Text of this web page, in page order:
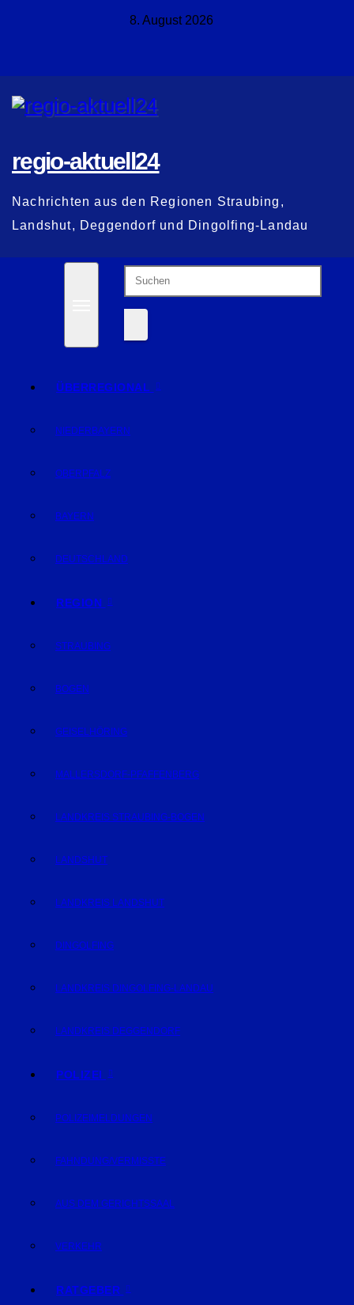
8. August 2026
regio-aktuell24
Nachrichten aus den Regionen Straubing,
Landshut, Deggendorf und Dingolfing-Landau
ÜBERREGIONAL
NIEDERBAYERN
OBERPFALZ
BAYERN
DEUTSCHLAND
REGION
STRAUBING
BOGEN
GEISELHÖRING
MALLERSDORF-PFAFFENBERG
LANDKREIS STRAUBING-BOGEN
LANDSHUT
LANDKREIS LANDSHUT
DINGOLFING
LANDKREIS DINGOLFING-LANDAU
LANDKREIS DEGGENDORF
POLIZEI
POLIZEIMELDUNGEN
FAHNDUNG/VERMISSTE
AUS DEM GERICHTSSAAL
VERKEHR
RATGEBER